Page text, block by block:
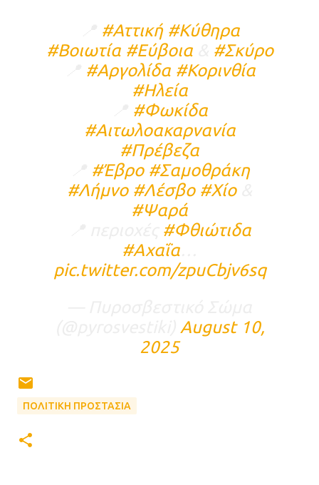
#Αττική #Κύθηρα
#Βοιωτία #Εύβοια& #Σκύρο
#Αργολίδα #Κορινθία
#Ηλεία
#Φωκίδα
#Αιτωλοακαρνανία
#Πρέβεζα
#Έβρο #Σαμοθράκη
#Λήμνο #Λέσβο #Χίο&
#Ψαρά
#Φθιώτιδα
#Αχαΐα
pic.twitter.com/zpuCbjv6sq
August 10,
2025
ΠΟΛΙΤΙΚΗ ΠΡΟΣΤΑΣΙΑ